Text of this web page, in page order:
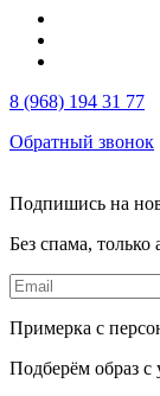
8 (968) 194 31 77
Обратный звонок
Подпишись на
Без спама, только
Примерка с
Подберём образ